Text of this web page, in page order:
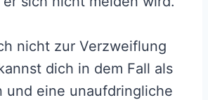
nicht zur Verzweiflung
dich in dem Fall als
und eine unaufdringliche